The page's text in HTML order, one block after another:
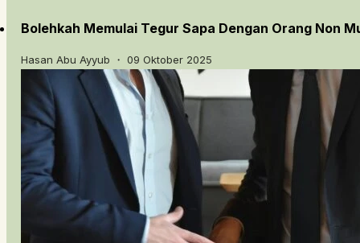
Bolehkah Memulai Tegur Sapa Dengan Orang Non
Hasan Abu Ayyub ・ 09 Oktober 2025